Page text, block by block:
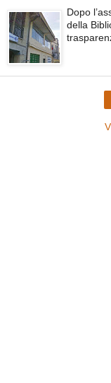
Dopo
della